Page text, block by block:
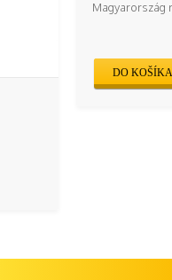
Magyarország
DO KOŠÍKA